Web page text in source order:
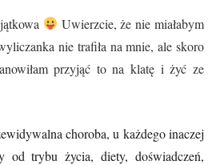
Uwierzcie, że nie miałabym
nie trafiła na mnie, ale skoro
przyjąć to na klatę i żyć ze
choroba, u każdego inaczej
od trybu życia, diety, doświadczeń,